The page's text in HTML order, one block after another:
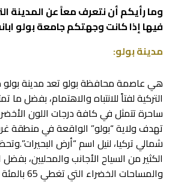
وما رأيكم أن نتعرف معاً عن المدينة
فيها إذا كانت وجهتكم جامعة بولو
مدينة بولو:
هي عاصمة محافظة بولو تعد مدينة بولو
التركية لفتاً للانتباه والاهتمام، بفضل
ساحرة تتمثل في كافة درجات اللون
تهدف ولاية “بولو” الواقعة في منطقة
شمالي تركيا، لنيل اسم “أرض
الكثير من السياح الأجانب والمحليين، بفضل
والمساحات الخضراء التي تغطي 65 بالمئة من أراضي الولاية.